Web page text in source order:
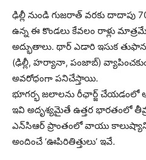
ఢిల్లీ నుండి గుజరాత్ వరకు దాదాపు
ఉన్న ఈ కొండలు కేవలం రాళ్లు
అద్భుతాలు. థార్ ఎడారి ఇసుక
(ఢిల్లీ, హర్యానా, పంజాబ్)
అవరోధంగా పనిచేస్తాయి.
భూగర్భ జలాలను రీఛార్జ్ చేయడంలో
ఇవి అదృశ్యమైతే ఉత్తర భారతంలో తీవ్ర
ఎన్‌సిఆర్ ప్రాంతంలో వాయు
అందించే ‘ఊపిరితిత్తులు’ ఇవే.